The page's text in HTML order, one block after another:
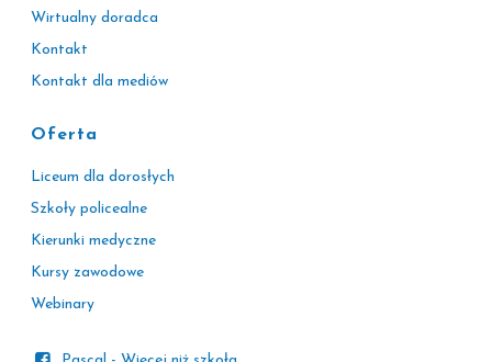
Wirtualny doradca
Kontakt
Kontakt dla mediów
Oferta
Liceum dla dorosłych
Szkoły policealne
Kierunki medyczne
Kursy zawodowe
Webinary